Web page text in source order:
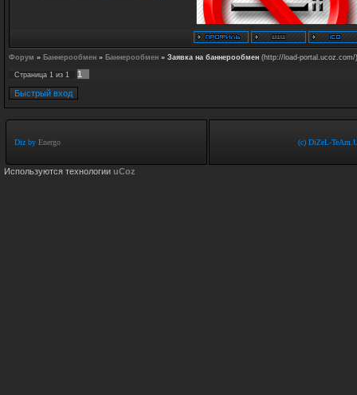
Форум » Баннерообмен » Баннерообмен » Заявка на баннерообмен (http://load-portal.ucoz.com/)
Страница 1 из 1 1
Diz by Energo (c) DiZeL-
Используются технологии uCoz